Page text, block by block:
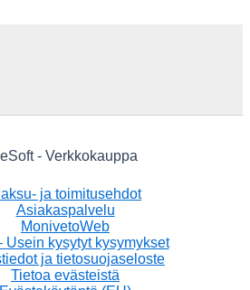
- Verkkokauppa
ja toimitusehdot
Asiakaspalvelu
MonivetoWeb
Usein kysytyt kysymykset
ja tietosuojaseloste
Tietoa evästeistä